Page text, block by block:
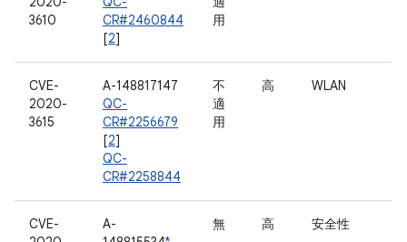
3610
CR#2460844
[2]
用
CVE-
2020-
3615
A-148817147
QC-
CR#2256679
[2]
QC-
CR#2258844
不
適
用
高 WLAN
CVE-
A-
無 高 安全性